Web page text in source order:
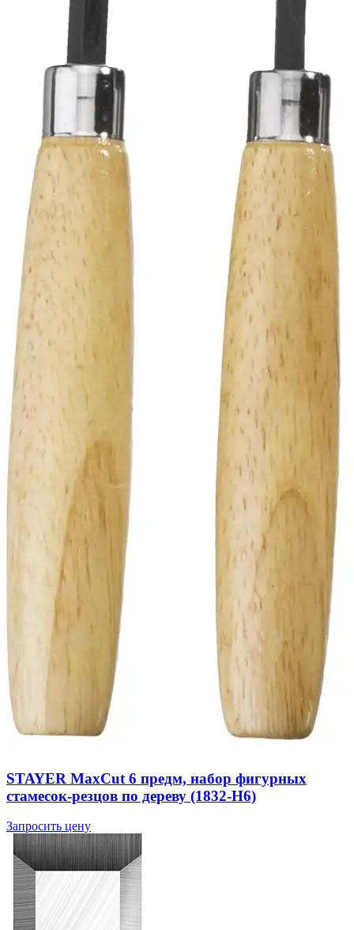
STAYER MaxCut 6 предм, набор фигурных
стамесок-резцов по дереву (1832-H6)
Запросить цену